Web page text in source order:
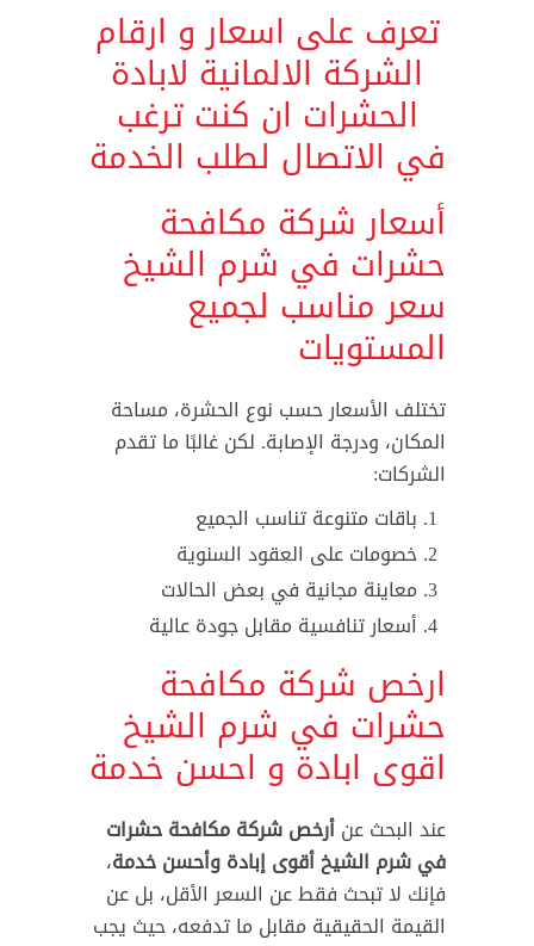
تعرف على اسعار و ارقام
الشركة الالمانية لابادة
الحشرات ان كنت ترغب
في الاتصال لطلب الخدمة
أسعار شركة مكافحة
حشرات في شرم الشيخ
سعر مناسب لجميع
المستويات
تختلف الأسعار حسب نوع الحشرة، مساحة
المكان، ودرجة الإصابة. لكن غالبًا ما تقدم
الشركات:
باقات متنوعة تناسب الجميع
خصومات على العقود السنوية
معاينة مجانية في بعض الحالات
أسعار تنافسية مقابل جودة عالية
ارخص شركة مكافحة
حشرات في شرم الشيخ
اقوى ابادة و احسن خدمة
عند البحث عنأرخص شركة مكافحة حشرات
في شرم الشيخ أقوى إبادة وأحسن خدمة،
فإنك لا تبحث فقط عن السعر الأقل، بل عن
القيمة الحقيقية مقابل ما تدفعه، حيث يجب